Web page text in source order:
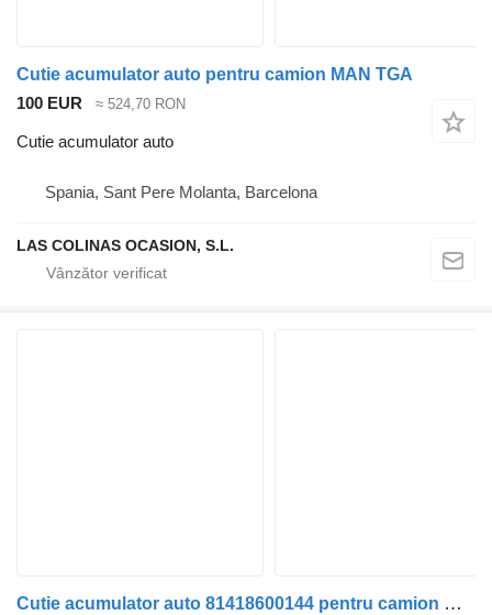
Cutie acumulator auto pentru camion MAN TGA
100 EUR
≈ 524,70 RON
Cutie acumulator auto
Spania, Sant Pere Molanta, Barcelona
LAS COLINAS OCASION, S.L.
Cutie acumulator auto 81418600144 pentru camion MAN TGA